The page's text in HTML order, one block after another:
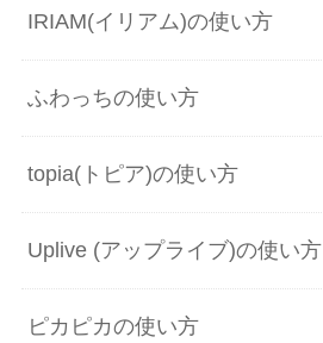
IRIAM(イリアム)の使い方
ふわっちの使い方
topia(トピア)の使い方
Uplive (アップライブ)の使い方
ピカピカの使い方